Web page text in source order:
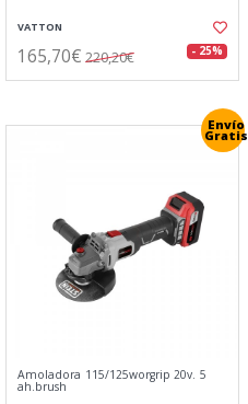
VATTON
165,70€ 220,20€ - 25%
Envío
Gratis
Amoladora 115/125worgrip 20v. 5
ah.brush